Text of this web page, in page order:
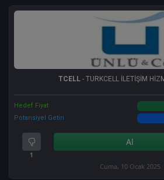
TCELL- TURKCELL İLETİŞİM
Hedef Fiyat
Potansiyel Getiri
1
Al
Cuma, 10 Ocak 2025